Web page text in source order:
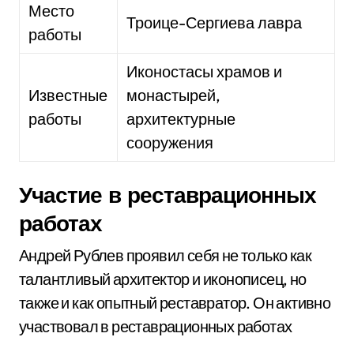
Место
работы
Троице-Сергиева лавра
Известные
работы
Иконостасы храмов и
монастырей,
архитектурные
сооружения
Участие в реставрационных
работах
Андрей Рублев проявил себя не только как
талантливый архитектор и иконописец, но
также и как опытный реставратор. Он активно
участвовал в реставрационных работах